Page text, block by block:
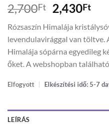
2,700Ft
Original
price
was:
2,700Ft.
2,430Ft
is:
Rózsaszín Himalája
levendulavirággal van töltve.
Himalája sópárna egyedileg
őket. A webshopban
Elfogyott Elkészítési idő: 5-7
LEÍRÁS